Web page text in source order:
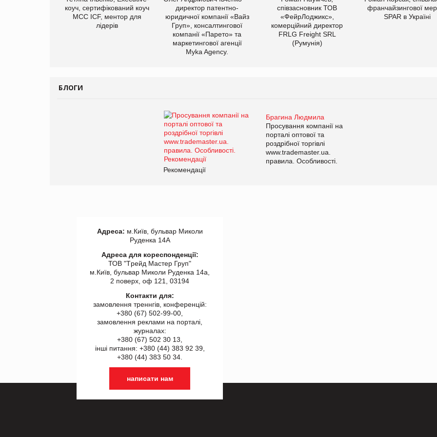
коуч, сертифікований коуч
МСС ICF, ментор для
лідерів
директор патентно-
юридичної компанії «Вайз
Груп», консалтингової
компанії «Парето» та
маркетингової агенції
Myka Agency.
співзасновник ТОВ
«ФейрЛоджикс»,
комерційний директор
FRLG Freight SRL
(Румунія)
франчайзингової
SPAR в Україні
БЛОГИ
Брагина Людмила
Просування компанії на
порталі оптової та
роздрібної торгівлі
www.trademaster.ua.
правила. Особливості.
Рекомендації
Адреса: м.Київ, бульвар Миколи
Руденка 14А
Адреса для кореспонденції:
ТОВ "Tрейд Мастер Груп"
м.Київ, бульвар Миколи Руденка 14а,
2 поверх, оф 121, 03194
Контакти для:
замовлення треннгів, конференцій:
+380 (67) 502-99-00,
замовлення реклами на порталі,
журналах:
+380 (67) 502 30 13,
інші питання: +380 (44) 383 92 39,
+380 (44) 383 50 34.
написати нам